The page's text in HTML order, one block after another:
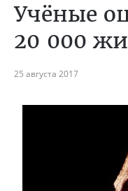
Учёные
20 000
25 августа 2017